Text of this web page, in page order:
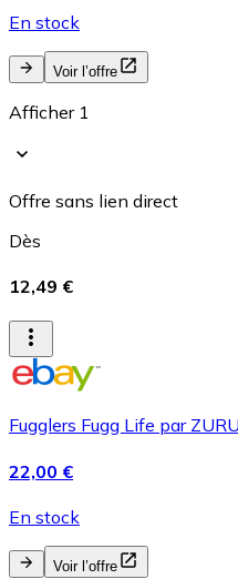
En stock
Voir l’offre
Afficher 1
Offre sans lien direct
Dès
12,49 €
Fugglers Fugg Life par
22,00 €
En stock
Voir l’offre